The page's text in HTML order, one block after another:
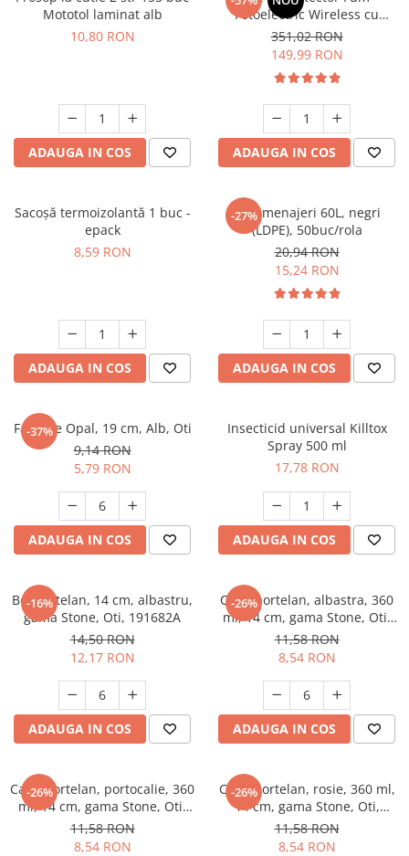
Suporturi si servetele
Tavi copt
Termosuri si cani termos
Tigai si seturi
Tocatoare de bucatarie
Ustensile ornare prajituri
Suporturi si accesorii de baie
Mototol laminat alb
10,80 RON
ADAUGA IN COS
Fotoelectric Wireless cu
Magnet – Certificat EN14604,
Baterie 10 Ani, Alarmă 85 dB,
Vernetzbar (Vernetzbare) –
Senzor Siguranță Casă
351,02 RON
149,99 RON
ADAUGA IN COS
Sacoșă termoizolantă 1 buc -
epack
8,59 RON
ADAUGA IN COS
-27%
Saci menajeri 60L, negri
(LDPE), 50buc/rola
20,94 RON
15,24 RON
ADAUGA IN COS
-37%
Farfurie Opal, 19 cm, Alb, Oti
9,14 RON
5,79 RON
ADAUGA IN COS
Insecticid universal Killtox
Spray 500 ml
17,78 RON
ADAUGA IN COS
-16%
Bol portelan, 14 cm, albastru,
gama Stone, Oti, 191682A
14,50 RON
12,17 RON
ADAUGA IN COS
-26%
Cana portelan, albastra, 360
ml, 14 cm, gama Stone, Oti,
191683A
11,58 RON
8,54 RON
ADAUGA IN COS
-26%
Cana portelan, portocalie, 360
ml, 14 cm, gama Stone, Oti,
191683P
11,58 RON
8,54 RON
-26%
Cana portelan, rosie, 360 ml,
14 cm, gama Stone, Oti,
191683 R
11,58 RON
8,54 RON